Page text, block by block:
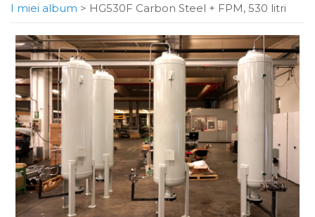
I miei album > HG530F Carbon Steel + FPM, 530 litri